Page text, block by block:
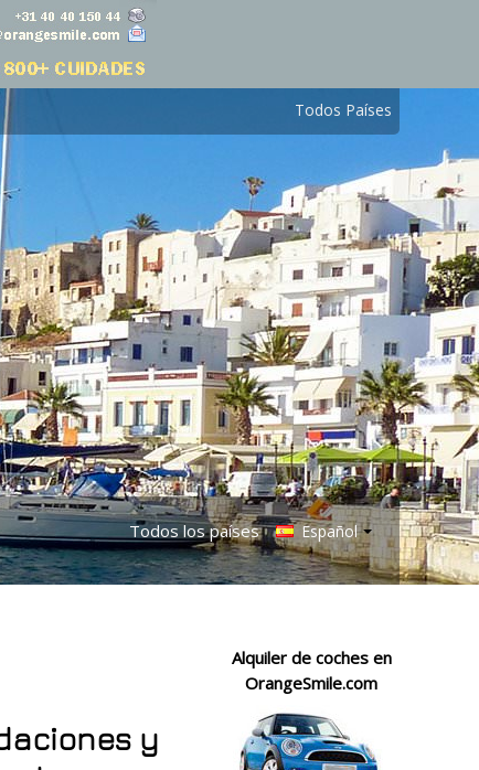
Todos Países
Todos los países Español
y
Alquiler de coches en
OrangeSmile.com